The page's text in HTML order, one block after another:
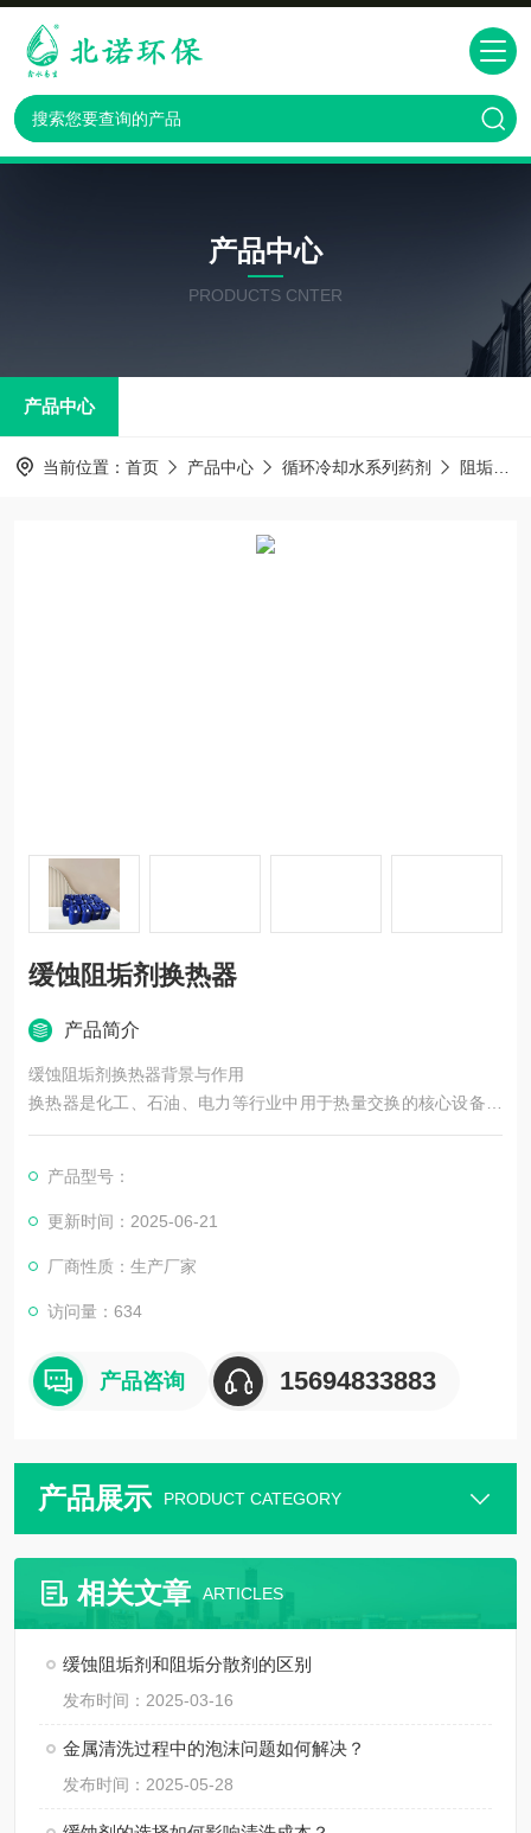
产品中心
PRODUCTS CNTER
产品中心
当前位置： 首页 产品中心 循环冷却水系列药剂 阻垢分散剂
缓蚀阻垢剂换热器
产品简介
缓蚀阻垢剂换热器背景与作用
换热器是化工、石油、电力等行业中用于热量交换的核心设备，
但其运行中常因水质问题导致结垢和腐蚀，严重影响换热效率和
器稳定运行的关键手段。
产品型号：
更新时间：2025-06-21
厂商性质：生产厂家
访问量：634
产品咨询 15694833883
产品展示 PRODUCT CATEGORY
相关文章 ARTICLES
缓蚀阻垢剂和阻垢分散剂的区别
发布时间：2025-03-16
金属清洗过程中的泡沫问题如何解决？
发布时间：2025-05-28